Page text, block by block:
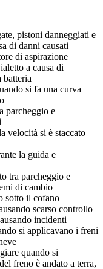
pistoni danneggiati e
di danni causati
di aspirazione
a causa di
si fa una curva
parcheggio e
velocità si è staccato
la guida e
tra parcheggio e
di cambio
sotto il cofano
scarso controllo
incidenti
si applicavano i freni
quando si
freno è andato a terra,